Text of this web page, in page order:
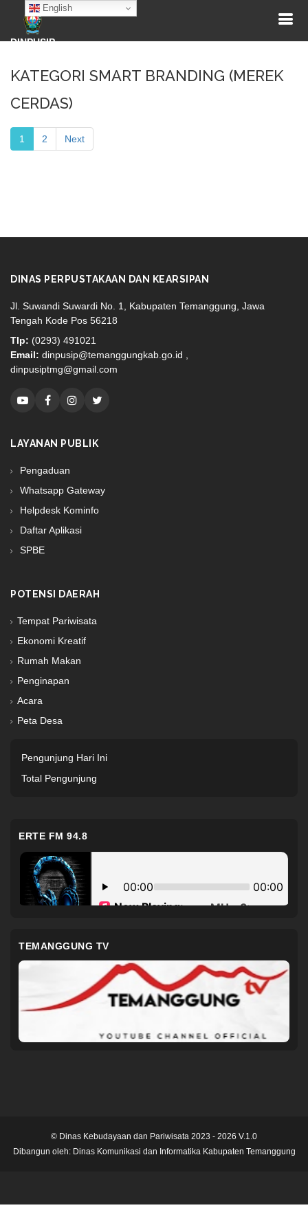
English
DINPUSIP
KATEGORI SMART BRANDING (MEREK
CERDAS)
1 2 Next
DINAS PERPUSTAKAAN DAN KEARSIPAN
Jl. Suwandi Suwardi No. 1, Kabupaten Temanggung, Jawa
Tengah Kode Pos 56218
Tlp: (0293) 491021
Email: dinpusip@temanggungkab.go.id ,
dinpusiptmg@gmail.com
LAYANAN PUBLIK
Pengaduan
Whatsapp Gateway
Helpdesk Kominfo
Daftar Aplikasi
SPBE
POTENSI DAERAH
Tempat Pariwisata
Ekonomi Kreatif
Rumah Makan
Penginapan
Acara
Peta Desa
Pengunjung Hari Ini
Total Pengunjung
ERTE FM 94.8
TEMANGGUNG TV
© Dinas Kebudayaan dan Pariwisata 2023 - 2026 V.1.0
Dibangun oleh: Dinas Komunikasi dan Informatika Kabupaten Temanggung